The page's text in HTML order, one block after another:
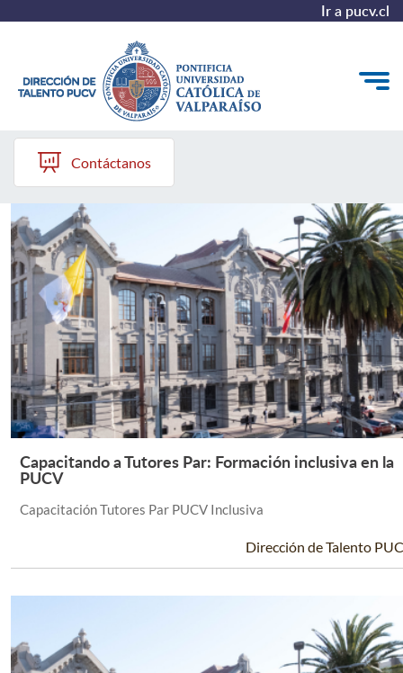
Ir a pucv.cl
Quiénes somos
Nuestros Programas
Investigación
Recursos
Contáctanos
Dirección de Talento PUCV
Leer Más +
Capacitando a Tutores Par: Formación inclusiva en la
PUCV
Capacitación Tutores Par PUCV Inclusiva
Dirección de Talento